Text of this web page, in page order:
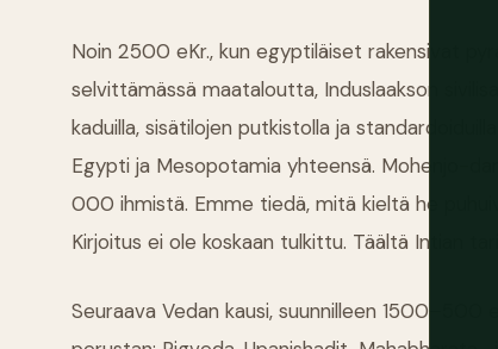
Noin 2500 eKr., kun egyptiläiset rakensivat
selvittämässä maataloutta, Induslaakson
kaduilla, sisätilojen putkistolla ja
Egypti ja Mesopotamia yhteensä. Mohenjo-
000 ihmistä. Emme tiedä, mitä kieltä he
Kirjoitus ei ole koskaan tulkittu. Täältä Intian
Seuraava Vedan kausi, suunnilleen